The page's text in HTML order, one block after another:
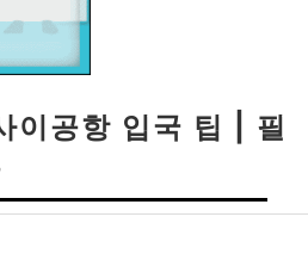
이공항 입국 팁 | 필